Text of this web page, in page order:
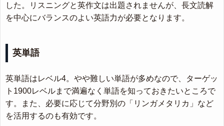
した。リスニングと英作文は出題されませんが、長文読解
を中心にバランスのよい英語力が必要となります。
英単語
英単語はレベル4。やや難しい単語が多めなので、ターゲッ
ト1900レベルまで満遍なく単語を知っておきたいところで
す。また、必要に応じて分野別の「リンガメタリカ」など
を活用するのも有効です。